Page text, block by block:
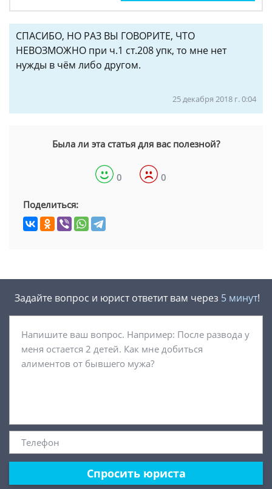
СПАСИБО, НО РАЗ ВЫ ГОВОРИТЕ, ЧТО
НЕВОЗМОЖНО при ч.1 ст.208 упк, то мне нет
нужды в чём либо другом.
25 декабря 2018 г. 0:04
Была ли эта статья для вас полезной?
0 0
Поделиться:
Задайте вопрос и юрист ответит вам через 5 минут!
Спросить юриста